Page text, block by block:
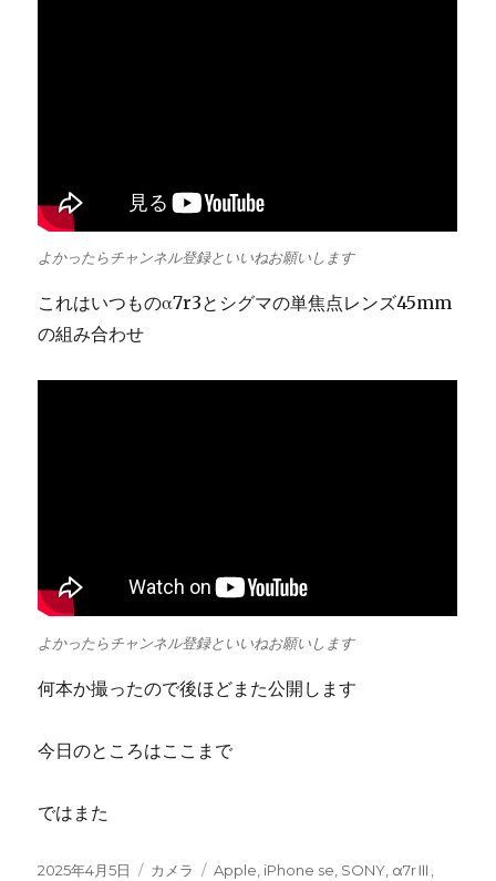
よかったらチャンネル登録といいねお願いします
これはいつものα7r3とシグマの単焦点レンズ45mm
の組み合わせ
よかったらチャンネル登録といいねお願いします
何本か撮ったので後ほどまた公開します
今日のところはここまで
ではまた
投
2025年4月5日
カ
カメラ
タ
Apple iPhone se SONY α7rⅢ